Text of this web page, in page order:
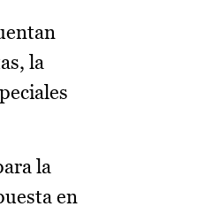
la
la
en